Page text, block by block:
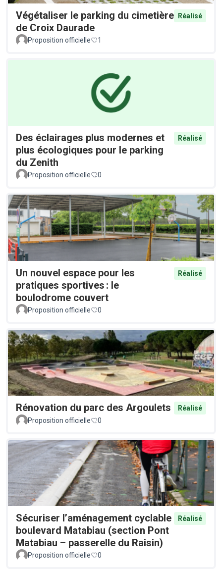
Végétaliser le parking du cimetière
de Croix Daurade
Réalisé
Proposition officielle 1
Des éclairages plus modernes et
plus écologiques pour le parking
du Zenith
Réalisé
Proposition officielle 0
Un nouvel espace pour les
pratiques sportives : le
boulodrome couvert
Réalisé
Proposition officielle 0
Rénovation du parc des Argoulets
Réalisé
Proposition officielle
0
Sécuriser l’aménagement cyclable
boulevard Matabiau (section Pont
Matabiau – passerelle du Raisin)
Réalisé
Proposition officielle 0